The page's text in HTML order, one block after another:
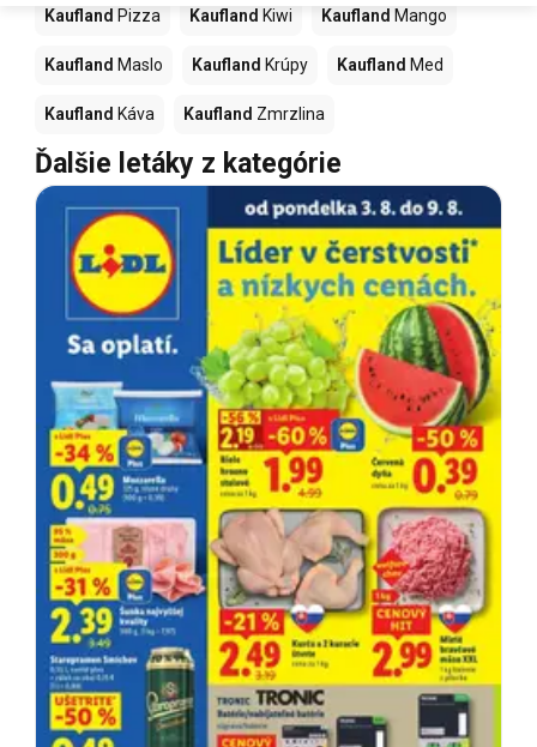
Kaufland Pizza Kaufland Kiwi Kaufland Mango
Kaufland Maslo Kaufland Krúpy Kaufland Med
Kaufland Káva Kaufland Zmrzlina
Ďalšie letáky z kategórie